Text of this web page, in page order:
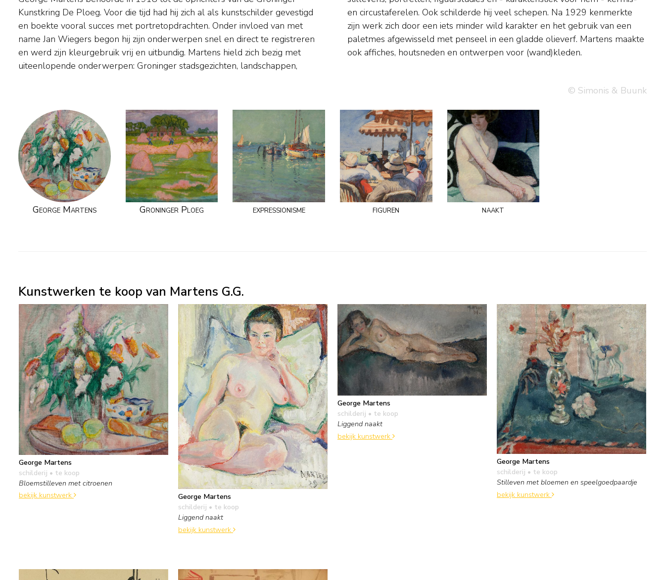
Kunstkring De Ploeg. Voor die tijd had hij zich al als kunstschilder gevestigd
en boekte vooral succes met portretopdrachten. Onder invloed van met
name Jan Wiegers begon hij zijn onderwerpen snel en direct te registreren
en werd zijn kleurgebruik vrij en uitbundig. Martens hield zich bezig met
uiteenlopende onderwerpen: Groninger stadsgezichten, landschappen,
en circustaferelen. Ook schilderde hij veel schepen. Na 1929 kenmerkte
zijn werk zich door een iets minder wild karakter en het gebruik van een
paletmes afgewisseld met penseel in een gladde olieverf. Martens maakte
ook affiches, houtsneden en ontwerpen voor (wand)kleden.
© Simonis & Buunk
George Martens Groninger Ploeg expressionisme figuren naakt
Kunstwerken te koop van Martens G.G.
George Martens
schilderij • te koop
Bloemstilleven met citroenen
bekijk kunstwerk
George Martens
schilderij • te koop
Liggend naakt
bekijk kunstwerk
George Martens
schilderij • te koop
Liggend naakt
bekijk kunstwerk
George Martens
schilderij • te koop
Stilleven met bloemen en speelgoedpaardje
bekijk kunstwerk